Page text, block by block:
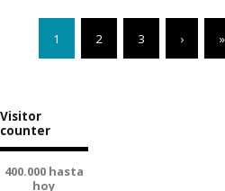
1 2 3 › »
Visitor
counter
400.000 hasta
hoy